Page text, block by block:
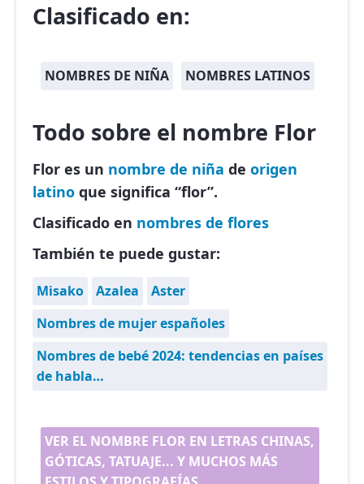
Clasificado en:
NOMBRES DE NIÑA NOMBRES LATINOS
Todo sobre el nombre Flor
Flor es un nombre de niña de origen
latino que significa “flor”.
Clasificado en nombres de flores
También te puede gustar:
Misako Azalea
Aster
Nombres de mujer españoles
Nombres de bebé 2024: tendencias en países
de habla…
VER EL NOMBRE FLOR EN LETRAS CHINAS,
GÓTICAS, TATUAJE... Y MUCHOS MÁS